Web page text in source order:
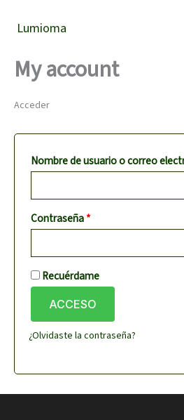
Lumioma
My account
Acceder
Nombre de usuario o correo
Contraseña*
Recuérdame
ACCESO
¿Olvidaste la contraseña?